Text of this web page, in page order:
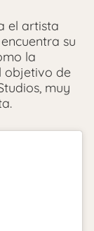
el artista
su
la
objetivo de
muy